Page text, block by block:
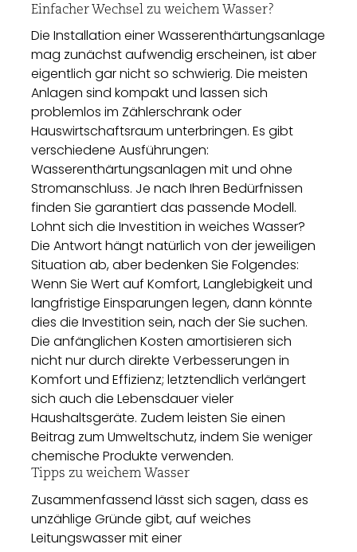
Einfacher Wechsel zu weichem Wasser?
Die Installation einer Wasserenthärtungsanlage
mag zunächst aufwendig erscheinen, ist aber
eigentlich gar nicht so schwierig. Die meisten
Anlagen sind kompakt und lassen sich
problemlos im Zählerschrank oder
Hauswirtschaftsraum unterbringen. Es gibt
verschiedene Ausführungen:
Wasserenthärtungsanlagen mit und ohne
Stromanschluss. Je nach Ihren Bedürfnissen
finden Sie garantiert das passende Modell.
Lohnt sich die Investition in weiches Wasser?
Die Antwort hängt natürlich von der jeweiligen
Situation ab, aber bedenken Sie Folgendes:
Wenn Sie Wert auf Komfort, Langlebigkeit und
langfristige Einsparungen legen, dann könnte
dies die Investition sein, nach der Sie suchen.
Die anfänglichen Kosten amortisieren sich
nicht nur durch direkte Verbesserungen in
Komfort und Effizienz; letztendlich verlängert
sich auch die Lebensdauer vieler
Haushaltsgeräte. Zudem leisten Sie einen
Beitrag zum Umweltschutz, indem Sie weniger
chemische Produkte verwenden.
Tipps zu weichem Wasser
Zusammenfassend lässt sich sagen, dass es
unzählige Gründe gibt, auf weiches
Leitungswasser mit einer